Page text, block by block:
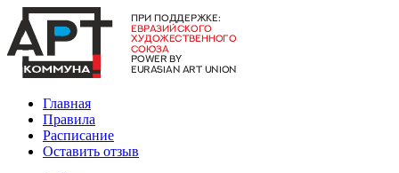
Главная
Правила
Расписание
Оставить отзыв